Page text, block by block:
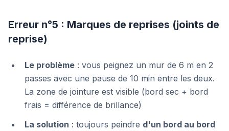
Erreur n°5 : Marques de reprises (joints de
reprise)
Le problème : vous peignez un mur de 6 m en 2
passes avec une pause de 10 min entre les deux.
La zone de jointure est visible (bord sec + bord
frais = différence de brillance)
La solution : toujours peindre d'un bord au bord